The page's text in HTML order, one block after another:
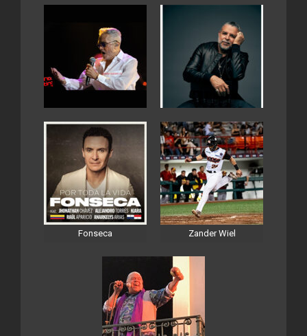
Fonseca Zander Wiel